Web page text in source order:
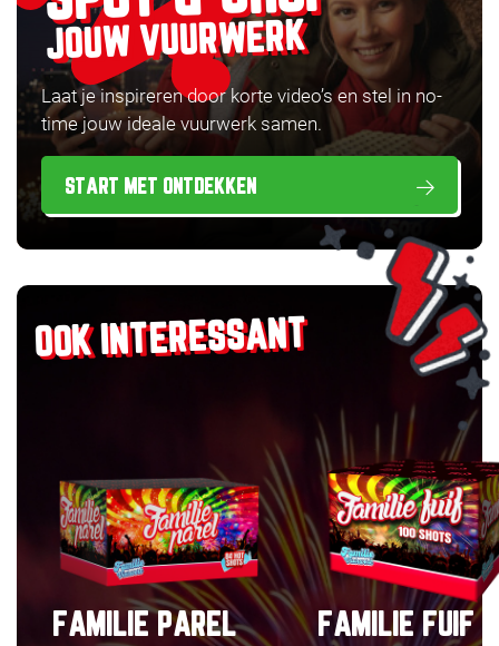
JOUW VUURWERK
Laat je inspireren door korte video’s en stel in no-
time jouw ideale vuurwerk samen.
START MET ONTDEKKEN
OOK INTERESSANT
FAMILIE PAREL FAMILIE FUIF